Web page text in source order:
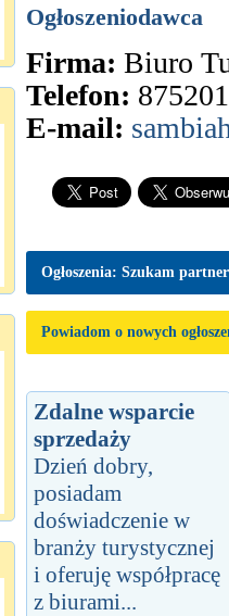
Ogłoszeniodawca
Firma: Biuro
Telefon:
E-mail:
Ogłoszenia: Szukam
Powiadom o nowych
Zdalne wsparcie
sprzedaży
Dzień dobry,
posiadam
doświadczenie w
branży turystycznej
i oferuję współpracę
z biurami...